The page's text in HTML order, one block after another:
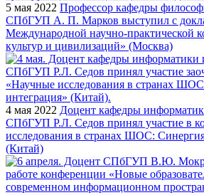
5 мая 2022 Профессор кафедры
СПбГУП А. П. Марков выступил с
Международной научно-практической
культур и цивилизаций» (Москва)
4 мая 2022 Доцент кафедры
СПбГУП Р.Л. Седов принял участие в
исследования в странах ШОС:
(Китай)